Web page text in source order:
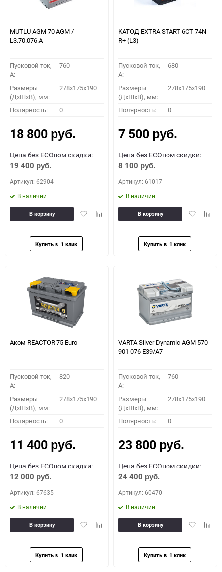
MUTLU AGM 70 AGM /
L3.70.076.A
Пусковой ток,
A:
760
Размеры
(ДхШхВ), мм:
278x175x190
Полярность: 0
18 800 руб.
Цена без ECOном скидки:
19 400 руб.
Артикул: 62904
В наличии
ДобавитьДобавить
В корзину
КАТОД EXTRA START 6СТ-74N
R+ (L3)
Пусковой ток,
A:
680
Размеры
(ДхШхВ), мм:
278x175x190
Полярность: 0
7 500 руб.
Цена без ECOном скидки:
8 100 руб.
Артикул: 61017
В наличии
Добавить
В корзину
Аком REACTOR 75 Euro
Пусковой ток,
A:
820
Размеры
(ДхШхВ), мм:
278x175x190
Полярность: 0
11 400 руб.
Цена без ECOном скидки:
12 000 руб.
Артикул: 67635
В наличии
ДобавитьДобавить
В корзину
VARTA Silver Dynamic AGM 570
901 076 E39/A7
Пусковой ток,
A:
760
Размеры
(ДхШхВ), мм:
278x175x190
Полярность: 0
23 800 руб.
Цена без ECOном скидки:
24 400 руб.
Артикул: 60470
В наличии
Добавить
В корзину